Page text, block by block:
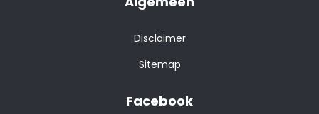
Disclaimer
Sitemap
Facebook